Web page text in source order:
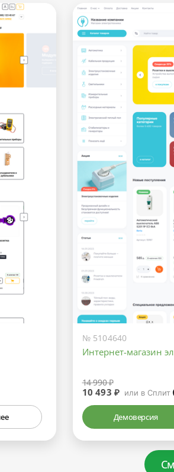
№ 5104640
Интернет-магазин
14 990 ₽
10 493 ₽ или в Сплит
Демоверсия